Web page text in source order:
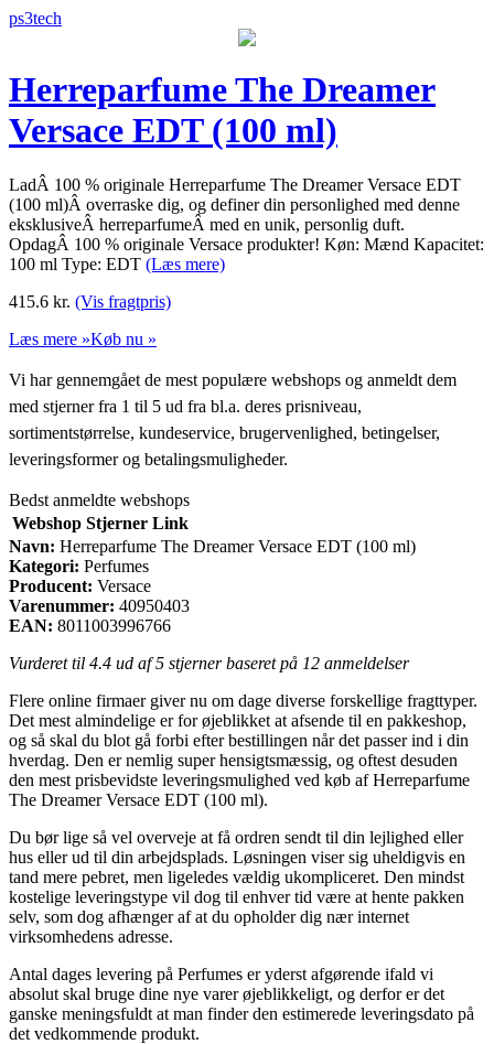
ps3tech
Herreparfume The Dreamer
Versace EDT (100 ml)
LadÂ 100 % originale Herreparfume The Dreamer Versace EDT
(100 ml)Â overraske dig, og definer din personlighed med denne
eksklusiveÂ herreparfumeÂ med en unik, personlig duft.
OpdagÂ 100 % originale Versace produkter! Køn: Mænd Kapacitet:
100 ml Type: EDT (Læs mere)
415.6 kr. (Vis fragtpris)
Læs mere »Køb nu »
Vi har gennemgået de mest populære webshops og anmeldt dem
med stjerner fra 1 til 5 ud fra bl.a. deres prisniveau,
sortimentstørrelse, kundeservice, brugervenlighed, betingelser,
leveringsformer og betalingsmuligheder.
Bedst anmeldte webshops
Webshop Stjerner Link
Navn: Herreparfume The Dreamer Versace EDT (100 ml)
Kategori: Perfumes
Producent: Versace
Varenummer: 40950403
EAN: 8011003996766
Vurderet til 4.4 ud af 5 stjerner baseret på 12 anmeldelser
Flere online firmaer giver nu om dage diverse forskellige fragttyper.
Det mest almindelige er for øjeblikket at afsende til en pakkeshop,
og så skal du blot gå forbi efter bestillingen når det passer ind i din
hverdag. Den er nemlig super hensigtsmæssig, og oftest desuden
den mest prisbevidste leveringsmulighed ved køb af Herreparfume
The Dreamer Versace EDT (100 ml).
Du bør lige så vel overveje at få ordren sendt til din lejlighed eller
hus eller ud til din arbejdsplads. Løsningen viser sig uheldigvis en
tand mere pebret, men ligeledes vældig ukompliceret. Den mindst
kostelige leveringstype vil dog til enhver tid være at hente pakken
selv, som dog afhænger af at du opholder dig nær internet
virksomhedens adresse.
Antal dages levering på Perfumes er yderst afgørende ifald vi
absolut skal bruge dine nye varer øjeblikkeligt, og derfor er det
ganske meningsfuldt at man finder den estimerede leveringsdato på
det vedkommende produkt.